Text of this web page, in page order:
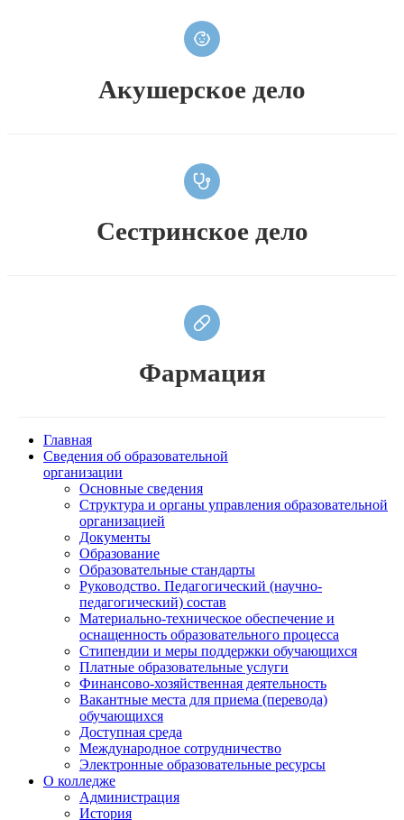
Акушерское дело
Сестринское дело
Фармация
Главная
Сведения об образовательной
организации
Основные сведения
Структура и органы управления образовательной
организацией
Документы
Образование
Образовательные стандарты
Руководство. Педагогический (научно-
педагогический) состав
Материально-техническое обеспечение и
оснащенность образовательного процесса
Стипендии и меры поддержки обучающихся
Платные образовательные услуги
Финансово-хозяйственная деятельность
Вакантные места для приема (перевода)
обучающихся
Доступная среда
Международное сотрудничество
Электронные образовательные ресурсы
О колледже
Администрация
История